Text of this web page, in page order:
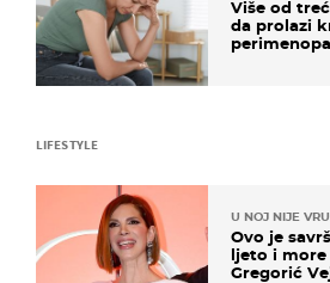
Više od
da prolazi
LIFESTYLE
U NOJ NIJE
Ovo je
ljeto i more
Gregorić